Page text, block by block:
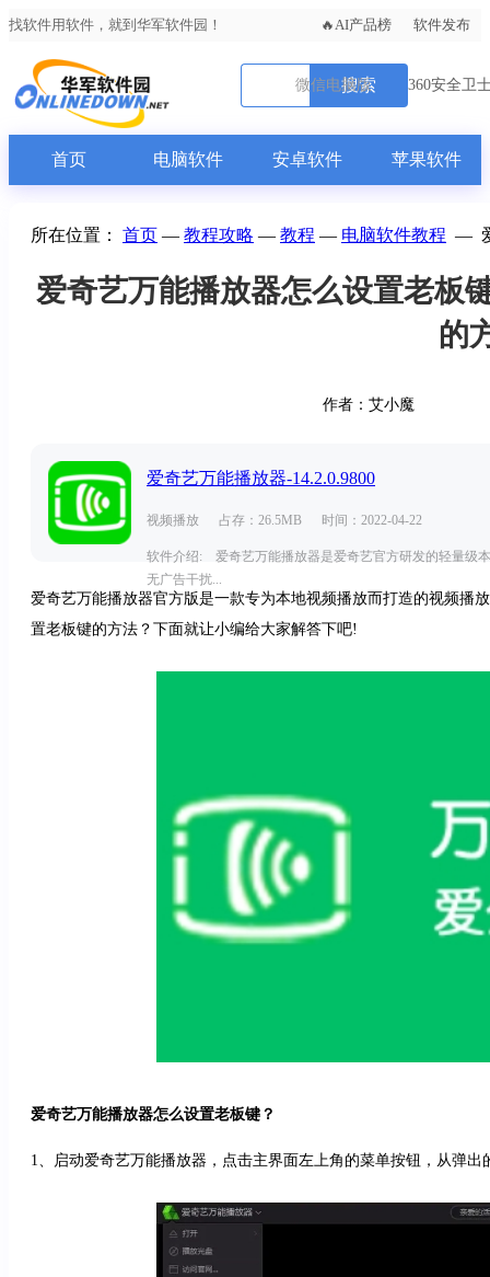
找软件用软件，就到华军软件园！ AI产品榜 软件发布
微信电脑版
搜索 360安全卫
首页 电脑软件 安卓软件 苹果软件
所在位置： 首页 — 教程攻略 — 教程 — 电脑软件教程 —
爱奇艺万能播放器怎么设置老板
的
作者：艾小魔
爱奇艺万能播放器-14.2.0.9800
视频播放 占存：26.5MB 时间：2022-04-22
软件介绍: 爱奇艺万能播放器是爱奇艺官方研发的轻量级
无广告干扰...
爱奇艺万能播放器官方版是一款专为本地视频播放而打造的视频播
置老板键的方法？下面就让小编给大家解答下吧!
爱奇艺万能播放器怎么设置老板键？
1、启动爱奇艺万能播放器，点击主界面左上角的菜单按钮，从弹出